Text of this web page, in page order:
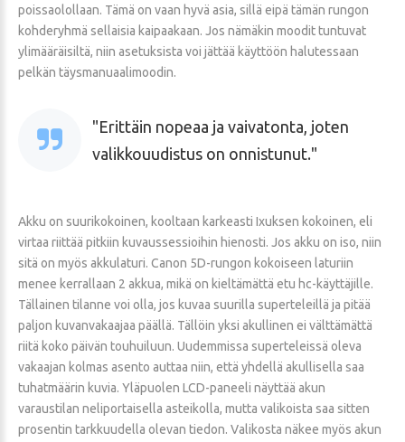
poissaolollaan. Tämä on vaan hyvä asia, sillä eipä tämän rungon
kohderyhmä sellaisia kaipaakaan. Jos nämäkin moodit tuntuvat
ylimääräisiltä, niin asetuksista voi jättää käyttöön halutessaan
pelkän täysmanuaalimoodin.
Erittäin nopeaa ja vaivatonta, joten
valikkouudistus on onnistunut.
Akku on suurikokoinen, kooltaan karkeasti Ixuksen kokoinen, eli
virtaa riittää pitkiin kuvaussessioihin hienosti. Jos akku on iso, niin
sitä on myös akkulaturi. Canon 5D-rungon kokoiseen laturiin
menee kerrallaan 2 akkua, mikä on kieltämättä etu hc-käyttäjille.
Tällainen tilanne voi olla, jos kuvaa suurilla superteleillä ja pitää
paljon kuvanvakaajaa päällä. Tällöin yksi akullinen ei välttämättä
riitä koko päivän touhuiluun. Uudemmissa superteleissä oleva
vakaajan kolmas asento auttaa niin, että yhdellä akullisella saa
tuhatmäärin kuvia. Yläpuolen LCD-paneeli näyttää akun
varaustilan neliportaisella asteikolla, mutta valikoista saa sitten
prosentin tarkkuudella olevan tiedon. Valikosta näkee myös akun